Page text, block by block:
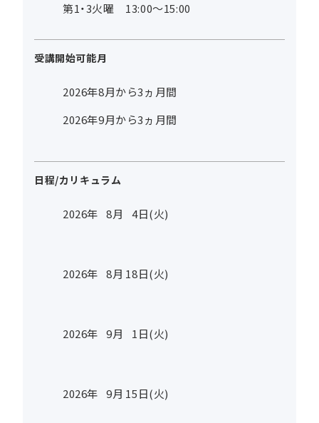
第1・3火曜 13:00～15:00
受講開始可能月
2026年8月から3ヵ月間
2026年9月から3ヵ月間
日程/カリキュラム
2026年 8月 4日(火)
2026年 8月 18日(火)
2026年 9月 1日(火)
2026年 9月 15日(火)